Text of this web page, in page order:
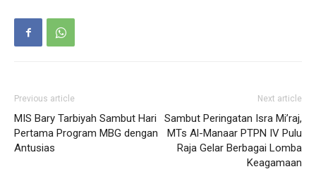
Previous article
MIS Bary Tarbiyah Sambut Hari
Pertama Program MBG dengan
Antusias
Next article
Sambut Peringatan Isra Mi’raj,
MTs Al-Manaar PTPN IV Pulu
Raja Gelar Berbagai Lomba
Keagamaan